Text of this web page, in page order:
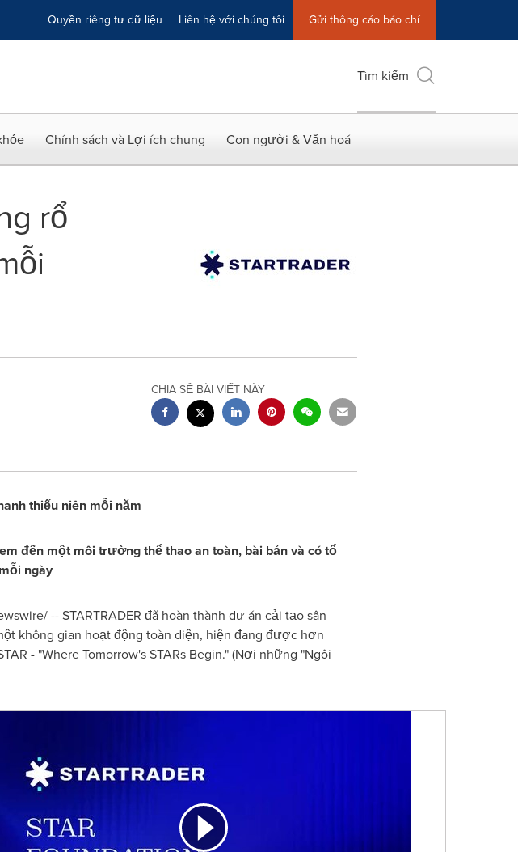
Quyền riêng tư dữ liệu Liên hệ với chúng tôi Gửi thông cáo báo chí
Tìm kiếm
Chính sách và Lợi ích chung Con người & Văn hoá
rổ
CHIA SẺ BÀI VIẾT NÀY
thiếu niên mỗi năm
đến một môi trường thể thao an toàn, bài bản và có tổ
ngày
-- STARTRADER đã hoàn thành dự án cải tạo sân
không gian hoạt động toàn diện, hiện đang được hơn
- "Where Tomorrow's STARs Begin." (Nơi những "Ngôi